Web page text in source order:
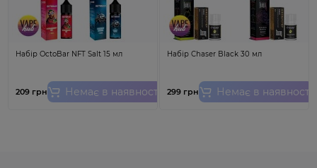
Набір OctoBar NFT Salt 15 мл
209 грн Немає в наявності
Набір Chaser Black 30 мл
299 грн Немає в наявності